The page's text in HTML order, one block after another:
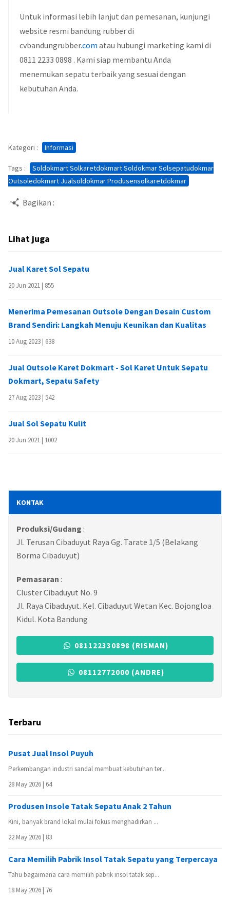
Untuk informasi lebih lanjut dan pemesanan, kunjungi
website resmi bandung rubber di
cvbandungrubber.com atau hubungi marketing kami di
0811 2233 0898 . Kami siap membantu Anda
menemukan sepatu terbaik yang sesuai dengan
kebutuhan Anda.
Kategori : Informasi
Tags :
Soldokmart Solkaretdokmart Soldokmar Solsepatudokmar
Outsoledokmart Jualsoldokmar Produsensolkaretdokmar
Bagikan :
Lihat juga
Jual Karet Sol Sepatu
20 Jun 2021 | 855
Menerima Pemesanan Outsole Dengan Desain Custom
Brand Sendiri: Langkah Menuju Keunikan dan Kualitas
10 Aug 2023 | 638
Jual Outsole Karet Dokmart - Sol Karet Untuk Sepatu
Dokmart, Sepatu Safety
27 Aug 2023 | 542
Jual Sol Sepatu Kulit
20 Jun 2021 | 1002
KONTAK
Produksi/Gudang :
Jl. Terusan Cibaduyut Raya Gg. Tarate 1/5 (Belakang
Borma Cibaduyut)
Pemasaran :
Cluster Cibaduyut No. 9
Jl. Raya Cibaduyut. Kel. Cibaduyut Wetan Kec. Bojongloa
Kidul. Kota Bandung
081122330898 (RISMAN)
08112772000 (ANDRE)
Terbaru
Pusat Jual Insol Puyuh
Perkembangan industri sandal membuat kebutuhan ter...
28 May 2026 | 64
Produsen Insole Tatak Sepatu Anak 2 Tahun
Kini, banyak brand lokal mulai fokus menghadirkan ...
22 May 2026 | 83
Cara Memilih Pabrik Insol Tatak Sepatu yang Terpercaya
Tahu bagaimana cara memilih pabrik insol tatak sep...
18 May 2026 | 76